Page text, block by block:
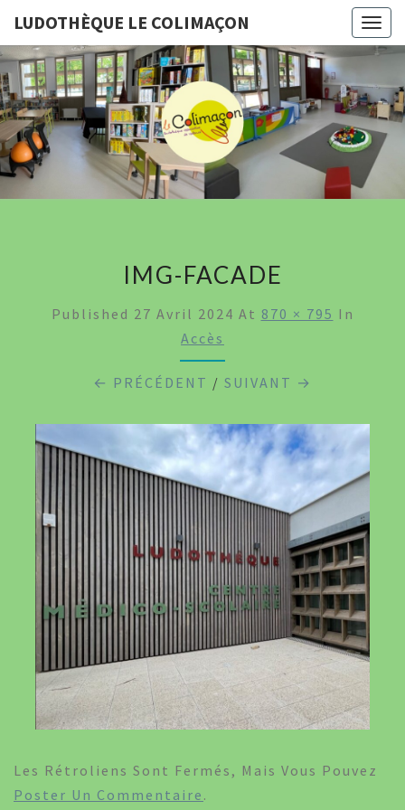
LUDOTHÈQUE LE COLIMAÇON
LE
IMG-FACADE
Published 27 Avril 2024 At 870 × 795 In
Accès
← PRÉCÉDENT / SUIVANT →
Les Rétroliens Sont Fermés, Mais Vous Pouvez
Poster Un Commentaire .